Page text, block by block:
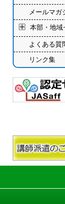
メールマガ
本部・地域
よくある質
リンク集